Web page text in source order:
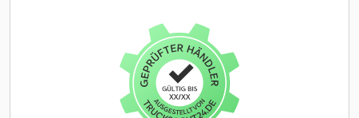
wurde bei ca. 4.700 Betriebsstunden ersetzt. Ausgestattet mit
zusätzlichem Förderband und einer weiteren Brechkammer zur
Anpassung der Korngröße. Verschleißteile wurden bei Bedarf
ersetzt. Kurzfristig lieferbar. Eigengewicht: 41330 CE: Ja Engine
hours: 6800 Model: C-1540 Finknuser - Forsikt = Weitere
Informationen = CE-Kennzeichnung: ja Wenden Sie sich an ATS